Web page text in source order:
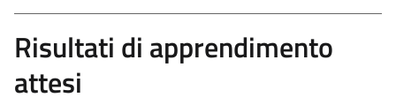
Risultati di apprendimento
attesi